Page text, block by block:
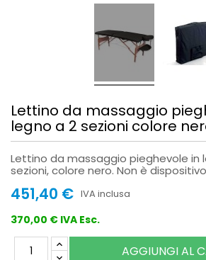
Lettino da massaggio
legno a 2 sezioni colore
Lettino da massaggio pieghevole in
sezioni, colore nero. Non è
451,40 € IVA inclusa
370,00 € IVA Esc.
AGGIUNGI AL